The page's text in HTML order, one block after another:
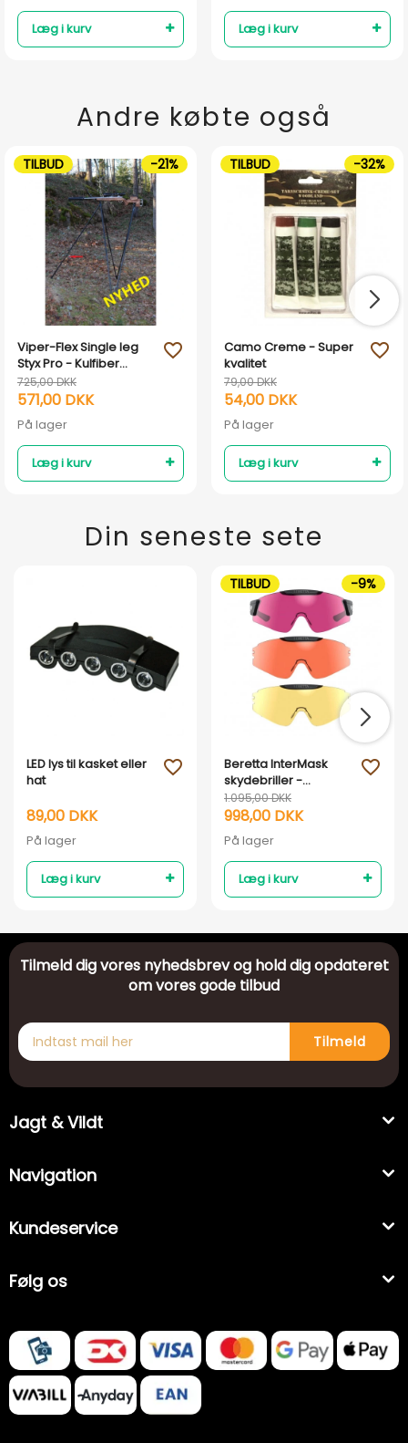
Læg i kurv Læg i kurv
Andre købte også
Viper-Flex Single leg
Styx Pro - Kulfiber
ekstra ben
725,00 DKK
571,00 DKK
På lager
Læg i kurv
favorite_outline
TILBUD -21%
Camo Creme - Super
kvalitet
79,00 DKK
54,00 DKK
På lager
Læg i kurv
favorite_outline
TILBUD -32%
Din seneste sete
LED lys til kasket eller
hat
89,00 DKK
På lager
Læg i kurv
favorite_outline
Beretta InterMask
skydebriller -
Udskiftelige linser
1.095,00 DKK
998,00 DKK
På lager
Læg i kurv
favorite_outline
TILBUD -9%
Tilmeld dig vores nyhedsbrev og hold dig opdateret
om vores gode tilbud
Tilmeld
Jagt & Vildt
Navigation
Kundeservice
Følg os